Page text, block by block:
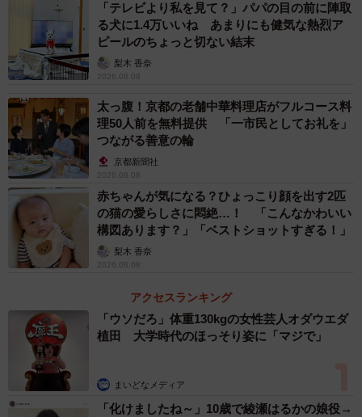
「テレビより私を見て？」パパの目の前に陣取
る犬に1.4万いいね あまりにも健気な熱烈ア
ピールのちょっと切ない結末
梨木 香奈
2026.08.08
太っ腹！京都の老舗中華料理店がフルコース料
理50人前を無料提供 「一市民としてお礼を」
つながる善意の輪
京都新聞社
2026.08.08
赤ちゃんが気になる？ひょっこり顔を出す2匹
の猫の愛らしさに悶絶…！ 「こんなかわいい
構図あります？」「ベストショットすぎる！」
梨木 香奈
2026.08.08
アクセスランキング
「ウソだろ」体重130kgの女性芸人オダウエダ
植田 大学時代のほっそり姿に「マジで」
まいどなメディア
「化けましたね～」10歳で綾瀬はるかの娘役→